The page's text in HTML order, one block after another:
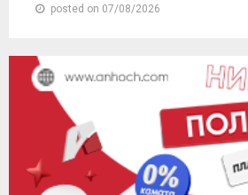
posted on 07/08/2026